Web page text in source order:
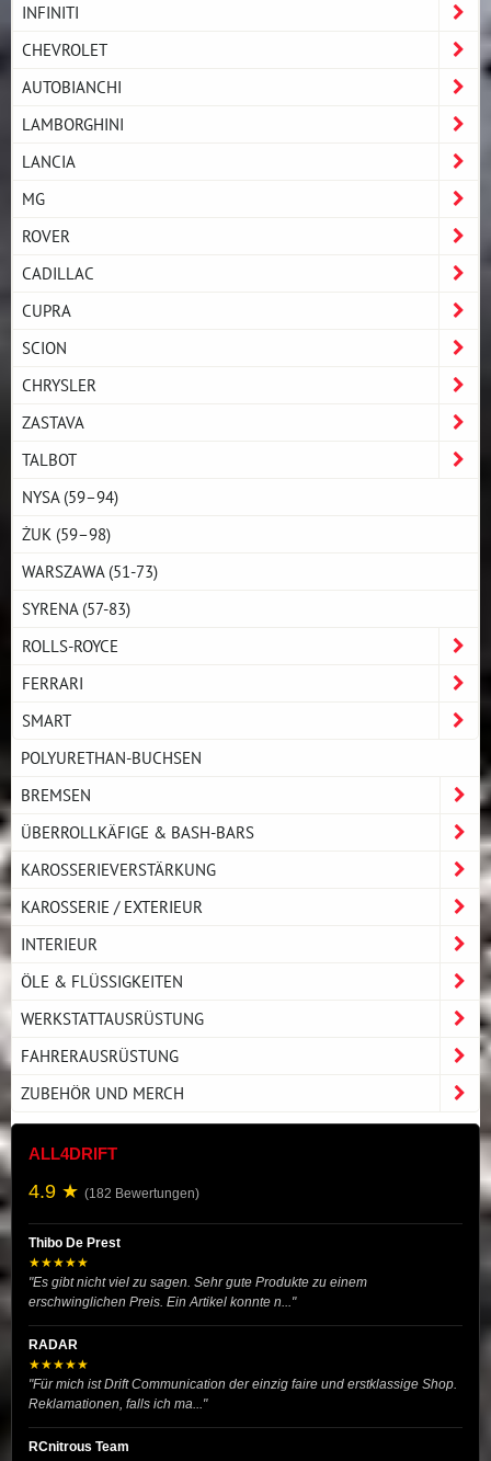
INFINITI
CHEVROLET
AUTOBIANCHI
LAMBORGHINI
LANCIA
MG
ROVER
CADILLAC
CUPRA
SCION
CHRYSLER
ZASTAVA
TALBOT
NYSA (59–94)
ŻUK (59–98)
WARSZAWA (51-73)
SYRENA (57-83)
ROLLS-ROYCE
FERRARI
SMART
POLYURETHAN-BUCHSEN
BREMSEN
ÜBERROLLKÄFIGE & BASH-BARS
KAROSSERIEVERSTÄRKUNG
KAROSSERIE / EXTERIEUR
INTERIEUR
ÖLE & FLÜSSIGKEITEN
WERKSTATTAUSRÜSTUNG
FAHRERAUSRÜSTUNG
ZUBEHÖR UND MERCH
ALL4DRIFT
4.9 ★ (182 Bewertungen)
Thibo De Prest
★★★★★
"Es gibt nicht viel zu sagen. Sehr gute Produkte zu einem
erschwinglichen Preis. Ein Artikel konnte n..."
RADAR
★★★★★
"Für mich ist Drift Communication der einzig faire und erstklassige Shop.
Reklamationen, falls ich ma..."
RCnitrous Team